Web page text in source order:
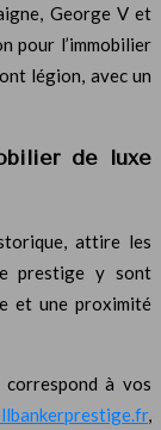
George V et
pour l’immobilier
légion, avec un
de luxe
attire les
prestige y sont
et une proximité
à vos
,